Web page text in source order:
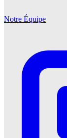
Notre Équipe